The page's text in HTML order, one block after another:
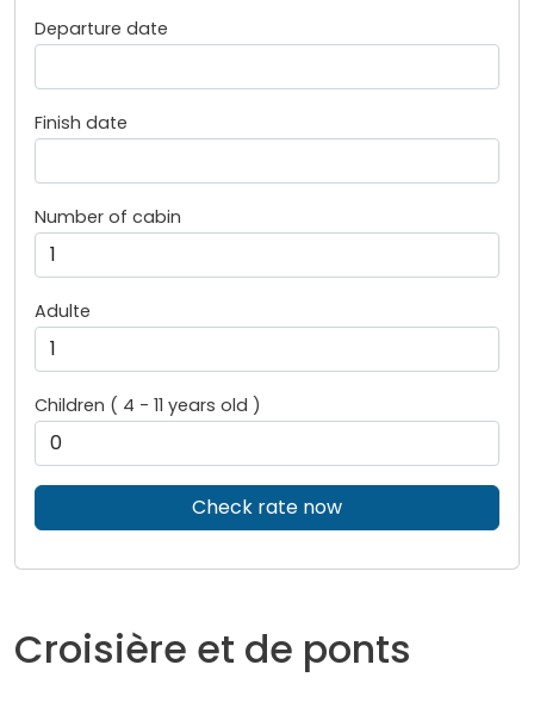
Departure date
Finish date
Number of cabin
Adulte
Children ( 4 - 11 years old )
Check rate now
Croisière et de ponts